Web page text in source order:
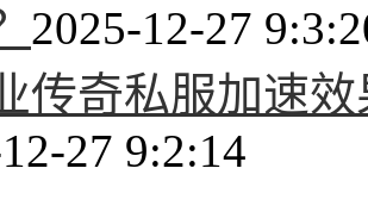
2025-12-27
传奇私服加速
27 9:2:14